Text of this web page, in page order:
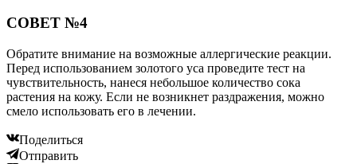
СОВЕТ №4
Обратите внимание на возможные аллергические реакции.
Перед использованием золотого уса проведите тест на
чувствительность, нанеся небольшое количество сока
растения на кожу. Если не возникнет раздражения, можно
смело использовать его в лечении.
Поделиться
Отправить